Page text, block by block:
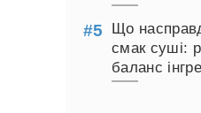
Що
смак суші:
баланс